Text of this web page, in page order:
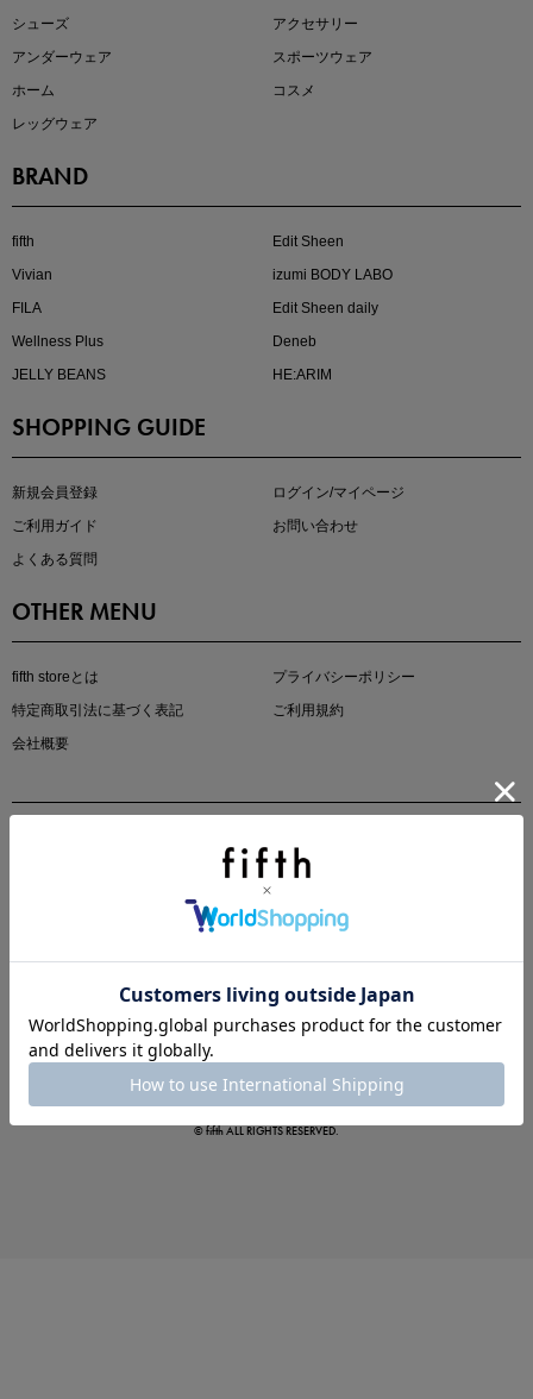
大人の着映えアイテム5選
マストバイアイテム
この夏の主役確定！
シューズ
アクセサリー
アンダーウェア
スポーツウェア
ホーム
コスメ
レッグウェア
BRAND
fifth
Edit Sheen
Vivian
izumi BODY LABO
FILA
Edit Sheen daily
Wellness Plus
Deneb
JELLY BEANS
HE:ARIM
SHOPPING GUIDE
新規会員登録
ログイン/マイページ
ご利用ガイド
お問い合わせ
よくある質問
OTHER MENU
fifth storeとは
プライバシーポリシー
特定商取引法に基づく表記
ご利用規約
会社概要
© fifth ALL RIGHTS RESERVED.